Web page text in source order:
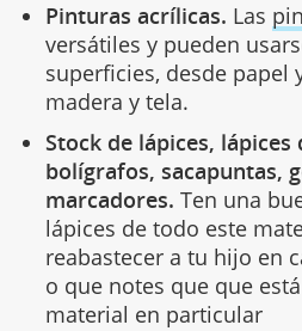
Pinturas acrílicas. Las
versátiles y pueden
superficies, desde papel
madera y tela.
Stock de lápices, lápices
bolígrafos, sacapuntas,
marcadores. Ten una
lápices de todo este
reabastecer a tu hijo en
o que notes que que
material en particular